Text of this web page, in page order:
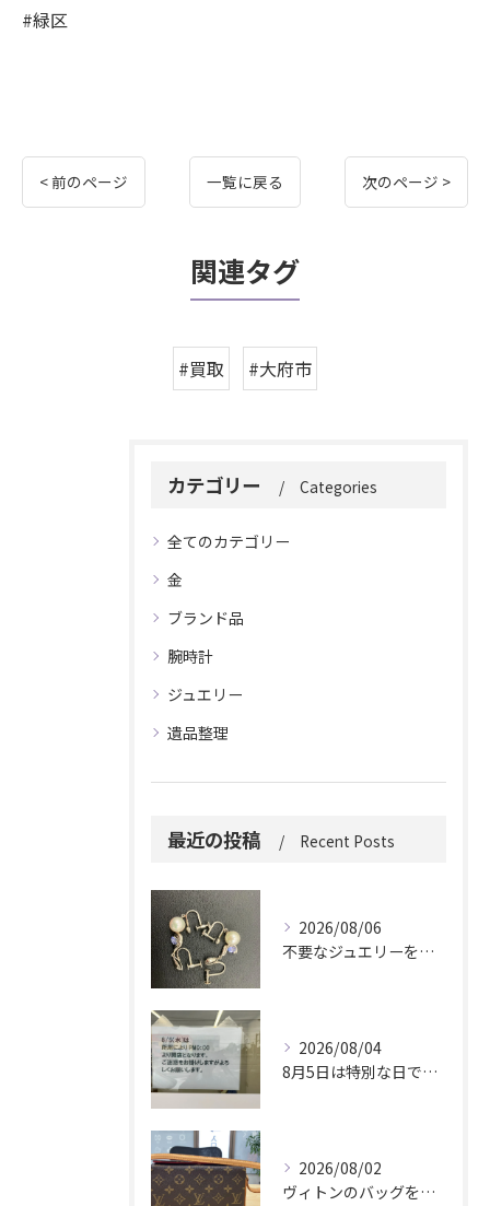
#緑区
< 前のページ 一覧に戻る 次のページ >
関連タグ
#買取 #大府市
カテゴリー Categories
全てのカテゴリー
金
ブランド品
腕時計
ジュエリー
遺品整理
最近の投稿 Recent Posts
2026/08/06
不要なジュエリーを眠らせていませんか？
2026/08/04
8月5日は特別な日です。
2026/08/02
ヴィトンのバッグを久しぶりに取り出しましたか？